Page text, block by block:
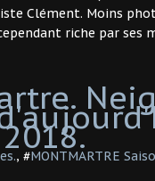
Clément. Moins
riche par ses
, #MONTMARTRE